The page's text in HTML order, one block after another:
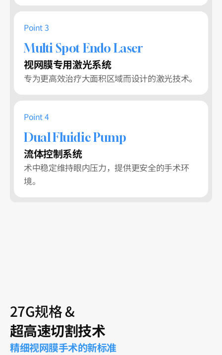
Point 3
Multi Spot Endo Laser
视网膜专用激光系统
专为更高效治疗大面积区域而设计的激光技术。
Point 4
Dual Fluidic Pump
流体控制系统
术中稳定维持眼内压力，提供更安全的手术环
境。
27G规格 &
超高速切割技术
精细视网膜手术的新标准